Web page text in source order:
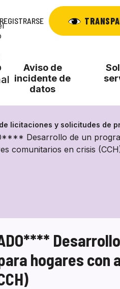
REGISTRARSE
Aviso de
incidente de
datos
licitaciones y solicitudes de
Desarrollo de un
comunitarios en crisis
hogares con